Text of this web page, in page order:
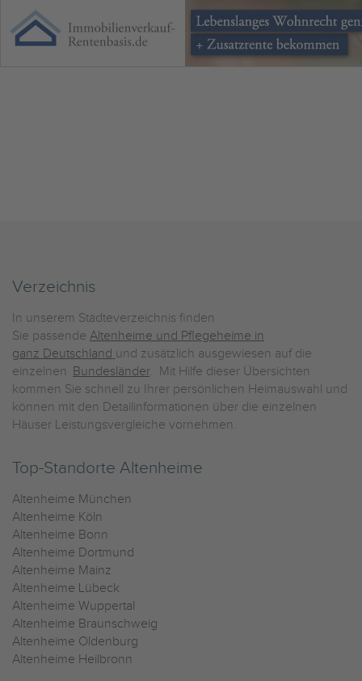
Verzeichnis
In unserem Städteverzeichnis finden
Sie passende Altenheime und Pflegeheime in
ganz Deutschland und zusätzlich ausgewiesen auf die
einzelnen Bundesländer. Mit Hilfe dieser Übersichten
kommen Sie schnell zu Ihrer persönlichen Heimauswahl und
können mit den Detailinformationen über die einzelnen
Häuser Leistungsvergleiche vornehmen.
Top-Standorte Altenheime
Altenheime München
Altenheime Köln
Altenheime Bonn
Altenheime Dortmund
Altenheime Mainz
Altenheime Lübeck
Altenheime Wuppertal
Altenheime Braunschweig
Altenheime Oldenburg
Altenheime Heilbronn